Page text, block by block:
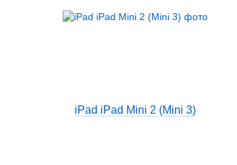
iPad iPad Mini 2 (Mini 3)